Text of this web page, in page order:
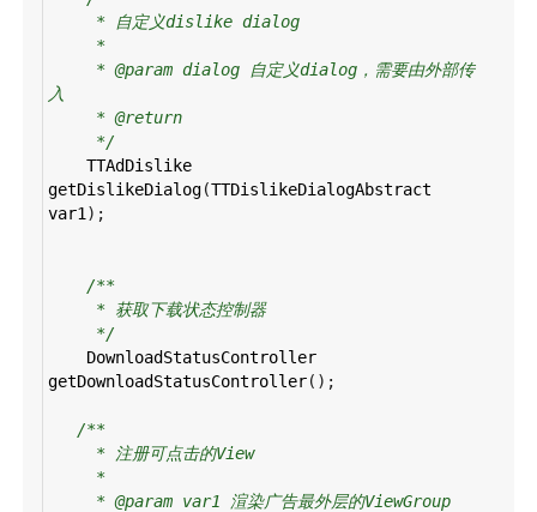
* 自定义dislike dialog
*
* @param dialog 自定义dialog，需要由外部传
入
* @return
*/
TTAdDislike
getDislikeDialog(TTDislikeDialogAbstract
var1 );
/**
* 获取下载状态控制器
*/
DownloadStatusController
getDownloadStatusController();
/**
* 注册可点击的View
*
* @param var1 渲染广告最外层的ViewGroup